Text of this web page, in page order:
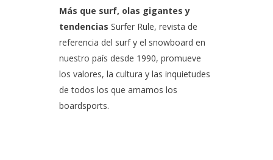
Más que surf, olas gigantes y
tendencias Surfer Rule, revista de
referencia del surf y el snowboard en
nuestro país desde 1990, promueve
los valores, la cultura y las inquietudes
de todos los que amamos los
boardsports.